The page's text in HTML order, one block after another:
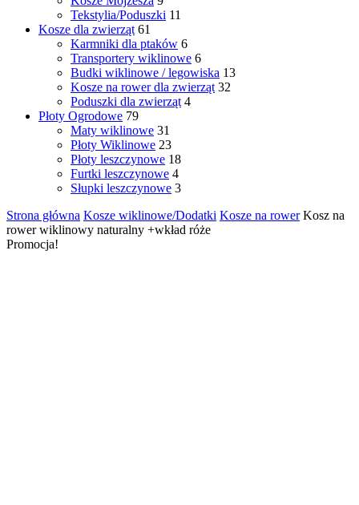
Tekstylia/Poduszki 11
Kosze dla zwierząt 61
Karmniki dla ptaków 6
Transportery wiklinowe 6
Budki wiklinowe / legowiska 13
Kosze na rower dla zwierząt 32
Poduszki dla zwierząt 4
Płoty Ogrodowe 79
Maty wiklinowe 31
Płoty Wiklinowe 23
Płoty leszczynowe 18
Furtki leszczynowe 4
Słupki leszczynowe 3
Strona główna Kosze wiklinowe/Dodatki Kosze na rower Kosz na
rower wiklinowy naturalny +wkład róże
Promocja!